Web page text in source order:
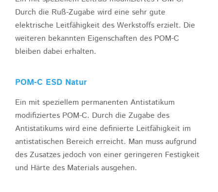
Durch die Ruß-Zugabe wird eine sehr gute
elektrische Leitfähigkeit des Werkstoffs erzielt. Die
weiteren bekannten Eigenschaften des POM-C
bleiben dabei erhalten.
POM-C ESD Natur
Ein mit speziellem permanenten Antistatikum
modifiziertes POM-C. Durch die Zugabe des
Antistatikums wird eine definierte Leitfähigkeit im
antistatischen Bereich erreicht. Man muss aufgrund
des Zusatzes jedoch von einer geringeren Festigkeit
und Härte des Materials ausgehen.